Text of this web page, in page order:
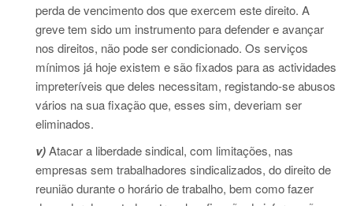
perda de vencimento dos que exercem este direito. A
greve tem sido um instrumento para defender e avançar
nos direitos, não pode ser condicionado. Os serviços
mínimos já hoje existem e são fixados para as actividades
impreteríveis que deles necessitam, registando-se abusos
vários na sua fixação que, esses sim, deveriam ser
eliminados.
v)Atacar a liberdade sindical, com limitações, nas
empresas sem trabalhadores sindicalizados, do direito de
reunião durante o horário de trabalho, bem como fazer